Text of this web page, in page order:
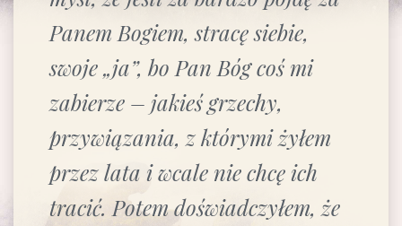
Panem Bogiem, stracę siebie,
swoje „ja”, bo Pan Bóg coś mi
zabierze – jakieś grzechy,
przywiązania, z którymi żyłem
przez lata i wcale nie chcę ich
tracić. Potem doświadczyłem, że